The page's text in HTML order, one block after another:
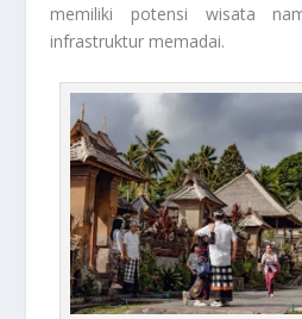
memiliki potensi wisata
infrastruktur memadai.